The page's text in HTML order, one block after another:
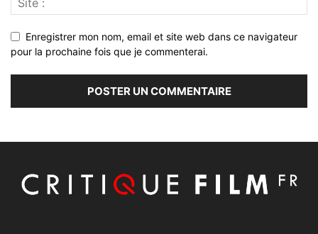
Enregistrer mon nom, email et site web dans ce navigateur
pour la prochaine fois que je commenterai.